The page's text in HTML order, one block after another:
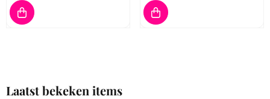
Laatst bekeken items